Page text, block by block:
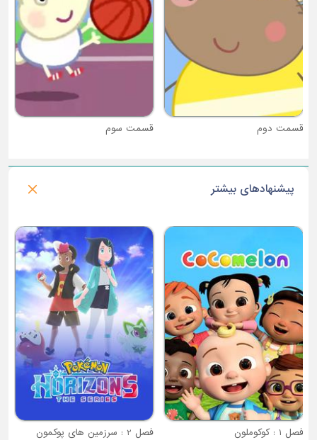
قسمت دوم قسمت سوم
پیشنهادهای بیشتر
فصل 1 : کوکوملون فصل 2 : سرزمین های پوکمون